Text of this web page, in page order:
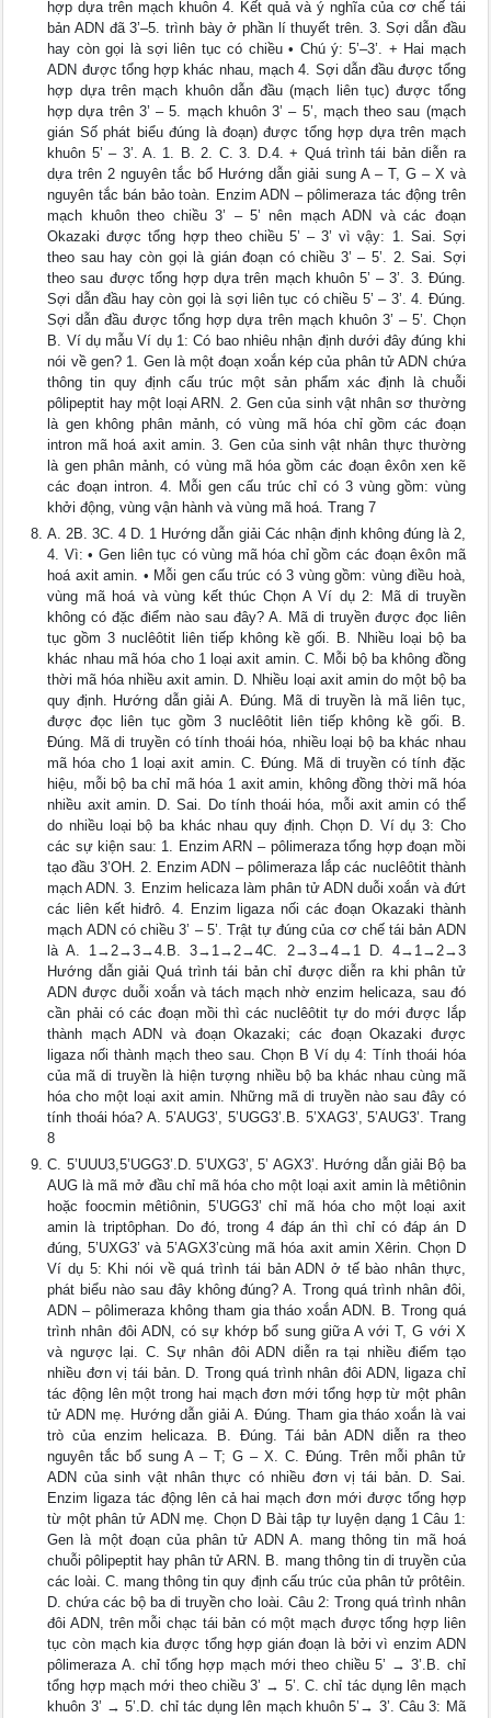
hợp dựa trên mạch khuôn 4. Kết quả và ý nghĩa của cơ chế tái
bản ADN đã 3’–5. trình bày ở phần lí thuyết trên. 3. Sợi dẫn đầu
hay còn gọi là sợi liên tục có chiều • Chú ý: 5’–3’. + Hai mạch
ADN được tổng hợp khác nhau, mạch 4. Sợi dẫn đầu được tổng
hợp dựa trên mạch khuôn dẫn đầu (mạch liên tục) được tổng
hợp dựa trên 3’ – 5. mạch khuôn 3’ – 5’, mạch theo sau (mạch
gián Số phát biểu đúng là đoạn) được tổng hợp dựa trên mạch
khuôn 5’ – 3’. A. 1. B. 2. C. 3. D.4. + Quá trình tái bản diễn ra
dựa trên 2 nguyên tắc bổ Hướng dẫn giải sung A – T, G – X và
nguyên tắc bán bảo toàn. Enzim ADN – pôlimeraza tác động trên
mạch khuôn theo chiều 3’ – 5’ nên mạch ADN và các đoạn
Okazaki được tổng hợp theo chiều 5’ – 3’ vì vậy: 1. Sai. Sợi
theo sau hay còn gọi là gián đoạn có chiều 3’ – 5’. 2. Sai. Sợi
theo sau được tổng hợp dựa trên mạch khuôn 5’ – 3’. 3. Đúng.
Sợi dẫn đầu hay còn gọi là sợi liên tục có chiều 5’ – 3’. 4. Đúng.
Sợi dẫn đầu được tổng hợp dựa trên mạch khuôn 3’ – 5’. Chọn
B. Ví dụ mẫu Ví dụ 1: Có bao nhiêu nhận định dưới đây đúng khi
nói về gen? 1. Gen là một đoạn xoắn kép của phân tử ADN chứa
thông tin quy định cấu trúc một sản phẩm xác định là chuỗi
pôlipeptit hay một loại ARN. 2. Gen của sinh vật nhân sơ thường
là gen không phân mảnh, có vùng mã hóa chỉ gồm các đoạn
intron mã hoá axit amin. 3. Gen của sinh vật nhân thực thường
là gen phân mảnh, có vùng mã hóa gồm các đoạn êxôn xen kẽ
các đoạn intron. 4. Mỗi gen cấu trúc chỉ có 3 vùng gồm: vùng
khởi động, vùng vận hành và vùng mã hoá. Trang 7
A. 2B. 3C. 4 D. 1 Hướng dẫn giải Các nhận định không đúng là 2,
4. Vì: • Gen liên tục có vùng mã hóa chỉ gồm các đoạn êxôn mã
hoá axit amin. • Mỗi gen cấu trúc có 3 vùng gồm: vùng điều hoà,
vùng mã hoá và vùng kết thúc Chọn A Ví dụ 2: Mã di truyền
không có đặc điểm nào sau đây? A. Mã di truyền được đọc liên
tục gồm 3 nuclêôtit liên tiếp không kề gối. B. Nhiều loại bộ ba
khác nhau mã hóa cho 1 loại axit amin. C. Mỗi bộ ba không đồng
thời mã hóa nhiều axit amin. D. Nhiều loại axit amin do một bộ ba
quy định. Hướng dẫn giải A. Đúng. Mã di truyền là mã liên tục,
được đọc liên tục gồm 3 nuclêôtit liên tiếp không kề gối. B.
Đúng. Mã di truyền có tính thoái hóa, nhiều loại bộ ba khác nhau
mã hóa cho 1 loại axit amin. C. Đúng. Mã di truyền có tính đặc
hiệu, mỗi bộ ba chỉ mã hóa 1 axit amin, không đồng thời mã hóa
nhiều axit amin. D. Sai. Do tính thoái hóa, mỗi axit amin có thể
do nhiều loại bộ ba khác nhau quy định. Chọn D. Ví dụ 3: Cho
các sự kiện sau: 1. Enzim ARN – pôlimeraza tổng hợp đoạn mồi
tạo đầu 3’OH. 2. Enzim ADN – pôlimeraza lắp các nuclêôtit thành
mạch ADN. 3. Enzim helicaza làm phân tử ADN duỗi xoắn và đứt
các liên kết hiđrô. 4. Enzim ligaza nối các đoạn Okazaki thành
mạch ADN có chiều 3’ – 5’. Trật tự đúng của cơ chế tái bản ADN
là A. 1→2→3→4.B. 3→1→2→4C. 2→3→4→1 D. 4→1→2→3
Hướng dẫn giải Quá trình tái bản chỉ được diễn ra khi phân tử
ADN được duỗi xoắn và tách mạch nhờ enzim helicaza, sau đó
cần phải có các đoạn mồi thì các nuclêôtit tự do mới được lắp
thành mạch ADN và đoạn Okazaki; các đoạn Okazaki được
ligaza nối thành mạch theo sau. Chọn B Ví dụ 4: Tính thoái hóa
của mã di truyền là hiện tượng nhiều bộ ba khác nhau cùng mã
hóa cho một loại axit amin. Những mã di truyền nào sau đây có
tính thoái hóa? A. 5’AUG3’, 5’UGG3’.B. 5’XAG3’, 5’AUG3’. Trang
8
C. 5’UUU3,5’UGG3’.D. 5’UXG3’, 5’ AGX3’. Hướng dẫn giải Bộ ba
AUG là mã mở đầu chỉ mã hóa cho một loại axit amin là mêtiônin
hoặc foocmin mêtiônin, 5’UGG3’ chỉ mã hóa cho một loại axit
amin là triptôphan. Do đó, trong 4 đáp án thì chỉ có đáp án D
đúng, 5’UXG3’ và 5’AGX3’cùng mã hóa axit amin Xêrin. Chọn D
Ví dụ 5: Khi nói về quá trình tái bản ADN ở tế bào nhân thực,
phát biểu nào sau đây không đúng? A. Trong quá trình nhân đôi,
ADN – pôlimeraza không tham gia tháo xoắn ADN. B. Trong quá
trình nhân đôi ADN, có sự khớp bổ sung giữa A với T, G với X
và ngược lại. C. Sự nhân đôi ADN diễn ra tại nhiều điểm tạo
nhiều đơn vị tái bản. D. Trong quá trình nhân đôi ADN, ligaza chỉ
tác động lên một trong hai mạch đơn mới tổng hợp từ một phân
tử ADN mẹ. Hướng dẫn giải A. Đúng. Tham gia tháo xoắn là vai
trò của enzim helicaza. B. Đúng. Tái bản ADN diễn ra theo
nguyên tắc bổ sung A – T; G – X. C. Đúng. Trên mỗi phân tử
ADN của sinh vật nhân thực có nhiều đơn vị tái bản. D. Sai.
Enzim ligaza tác động lên cả hai mạch đơn mới được tổng hợp
từ một phân tử ADN mẹ. Chọn D Bài tập tự luyện dạng 1 Câu 1:
Gen là một đoạn của phân tử ADN A. mang thông tin mã hoá
chuỗi pôlipeptit hay phân tử ARN. B. mang thông tin di truyền của
các loài. C. mang thông tin quy định cấu trúc của phân tử prôtêin.
D. chứa các bộ ba di truyền cho loài. Câu 2: Trong quá trình nhân
đôi ADN, trên mỗi chạc tái bản có một mạch được tổng hợp liên
tục còn mạch kia được tổng hợp gián đoạn là bởi vì enzim ADN
pôlimeraza A. chỉ tổng hợp mạch mới theo chiều 5’ → 3’.B. chỉ
tổng hợp mạch mới theo chiều 3’ → 5’. C. chỉ tác dụng lên mạch
khuôn 3’ → 5’.D. chỉ tác dụng lên mạch khuôn 5’→ 3’. Câu 3: Mã